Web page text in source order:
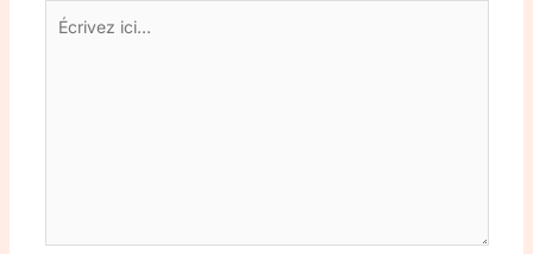
Écrivez
ici…